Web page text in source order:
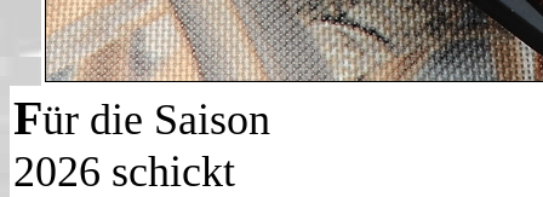
Für die Saison
2026 schickt